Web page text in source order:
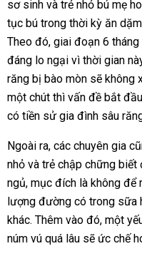
sơ sinh và trẻ nhỏ bú mẹ
tục bú trong thời kỳ ăn
Theo đó, giai đoạn 6
đáng lo ngại vì thời gian
răng bị bào mòn sẽ không
một chút thì vấn đề bắt
có tiền sử gia đình sâu
Ngoài ra, các chuyên gia
nhỏ và trẻ chập chững
ngủ, mục đích là không để
lượng đường có trong sữa
khác. Thêm vào đó, một
núm vú quá lâu sẽ ức chế